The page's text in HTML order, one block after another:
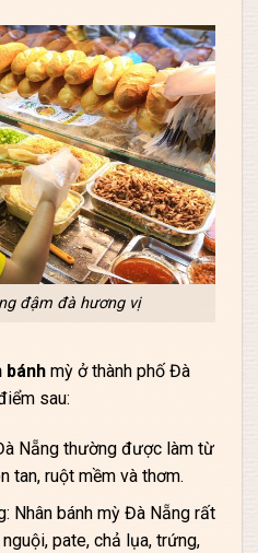
đậm đà hương vị
bánh mỳ ở thành phố Đà
sau:
Nẵng thường được làm từ
tan, ruột mềm và thơm.
Nhân bánh mỳ Đà Nẵng rất
pate, chả lụa, trứng,